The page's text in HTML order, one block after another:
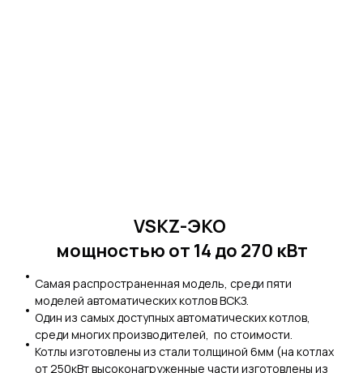
VSKZ-ЭКО
мощностью от 14 до 270 кВт
Cамая распространенная модель, среди пяти
моделей автоматических котлов ВСКЗ.
Один из самых доступных автоматических котлов,
среди многих производителей, по стоимости.
Котлы изготовлены из стали толщиной 6мм (на котлах
от 250кВт высоконагруженные части изготовлены из